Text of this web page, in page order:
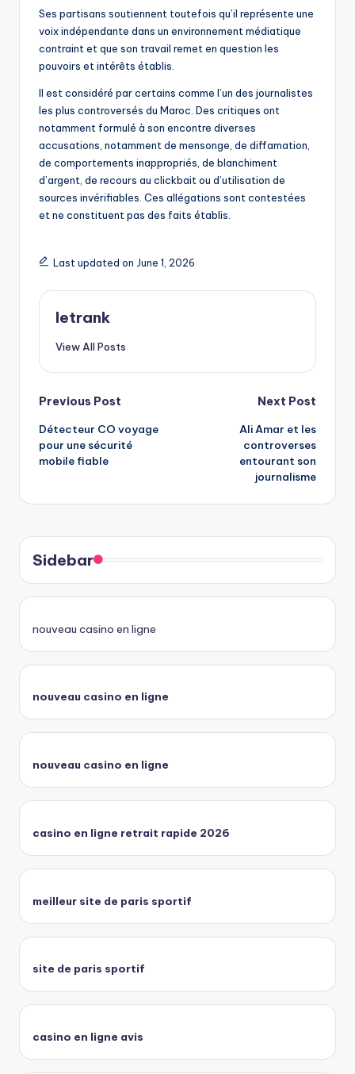
Ses partisans soutiennent toutefois qu’il représente une
voix indépendante dans un environnement médiatique
contraint et que son travail remet en question les
pouvoirs et intérêts établis.
Il est considéré par certains comme l’un des journalistes
les plus controversés du Maroc. Des critiques ont
notamment formulé à son encontre diverses
accusations, notamment de mensonge, de diffamation,
de comportements inappropriés, de blanchiment
d’argent, de recours au clickbait ou d’utilisation de
sources invérifiables. Ces allégations sont contestées
et ne constituent pas des faits établis.
Last updated on June 1, 2026
letrank
View All Posts
Post
navigation
Previous Post
Détecteur CO voyage
pour une sécurité
mobile fiable
Next Post
Ali Amar et les
controverses
entourant son
journalisme
Sidebar
nouveau casino en ligne
nouveau casino en ligne
nouveau casino en ligne
casino en ligne retrait rapide 2026
meilleur site de paris sportif
site de paris sportif
casino en ligne avis